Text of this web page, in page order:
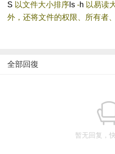
S 以文件大小排序 ls -h 以易读
外，还将文件的权限、所有者
全部回復
暂无回复，